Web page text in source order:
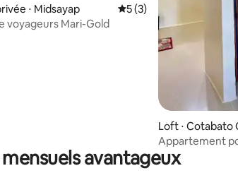
⋅ Midsayap Évaluation moyenne sur
5 (3)
voyageurs Mari-Gold
Loft ⋅ Cotabato
Appartement
passage
avantageux